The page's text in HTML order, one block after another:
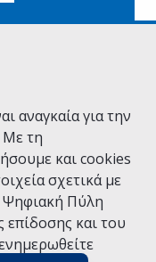
αναγκαία για την
Με τη
και cookies
σχετικά με
Ψηφιακή Πύλη
και του